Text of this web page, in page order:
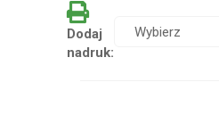
Dodaj
nadruk: